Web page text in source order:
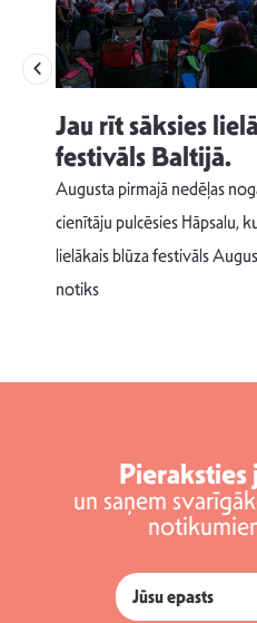
Jau rīt sāksies
festivāls Baltijā.
Augusta pirmajā nedēļas
cienītāju pulcēsies Hāpsalu,
lielākais blūza festivāls
notiks
Pieraksties
un saņem